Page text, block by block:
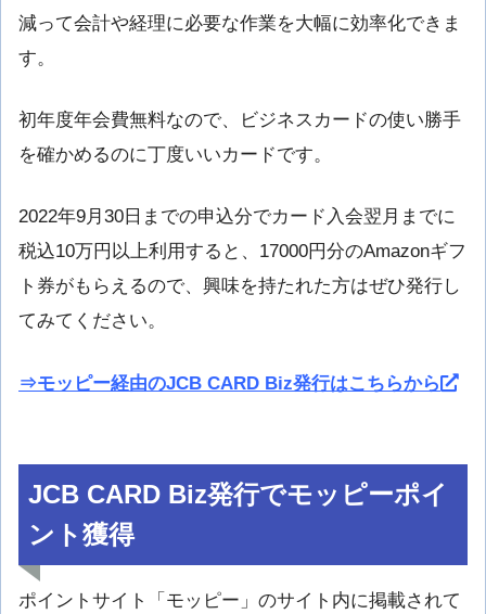
減って会計や経理に必要な作業を大幅に効率化できま
す。
初年度年会費無料なので、ビジネスカードの使い勝手
を確かめるのに丁度いいカードです。
2022年9月30日までの申込分でカード入会翌月までに
税込10万円以上利用すると、17000円分のAmazonギフ
ト券がもらえるので、興味を持たれた方はぜひ発行し
てみてください。
⇒モッピー経由のJCB CARD Biz発行はこちらから
JCB CARD Biz発行でモッピーポイ
ント獲得
ポイントサイト「モッピー」のサイト内に掲載されて